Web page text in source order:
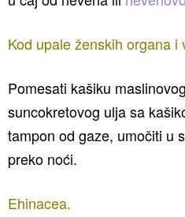
Kod upale ženskih organa i
Pomesati kašiku
suncokretovog ulja sa
tampon od gaze, umočiti u
preko noći.
Ehinacea.